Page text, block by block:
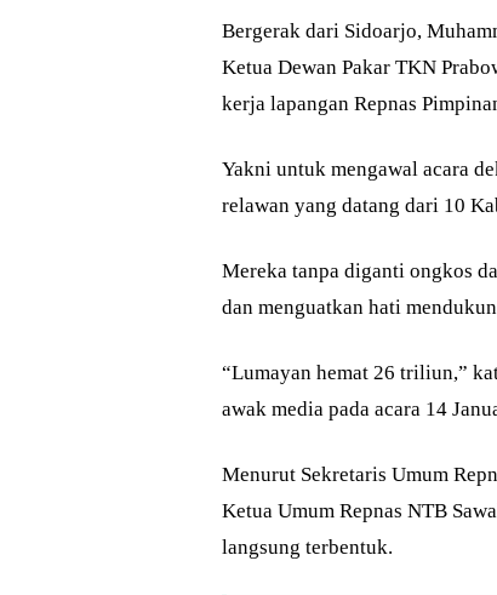
Bergerak dari Sidoarjo,
Ketua Dewan Pakar TKN
kerja lapangan Repnas
Yakni untuk mengawal acara
relawan yang datang dari 10
Mereka tanpa diganti ongkos
dan menguatkan hati
“Lumayan hemat 26 triliun,”
awak media pada acara 14
Menurut Sekretaris Umum
Ketua Umum Repnas NTB
langsung terbentuk.